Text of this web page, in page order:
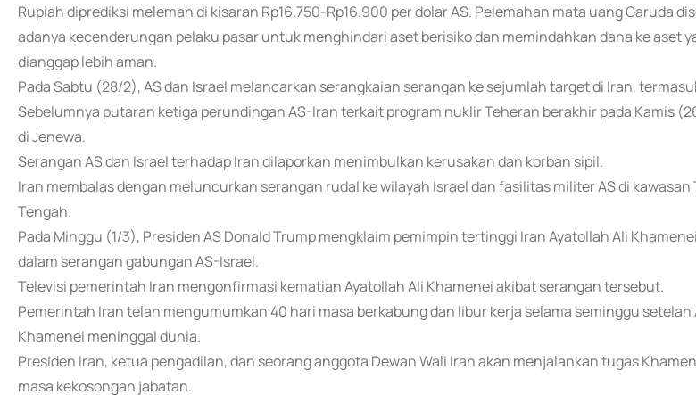
Rupiah diprediksi melemah di kisaran Rp16.750-Rp16.900 per dolar AS. Pelemahan mata uang Garuda
adanya kecenderungan pelaku pasar untuk menghindari aset berisiko dan memindahkan dana ke aset
dianggap lebih aman.
Pada Sabtu (28/2), AS dan Israel melancarkan serangkaian serangan ke sejumlah target di Iran,
Sebelumnya putaran ketiga perundingan AS-Iran terkait program nuklir Teheran berakhir pada Kamis
di Jenewa.
Serangan AS dan Israel terhadap Iran dilaporkan menimbulkan kerusakan dan korban sipil.
Iran membalas dengan meluncurkan serangan rudal ke wilayah Israel dan fasilitas militer AS di kawasan
Tengah.
Pada Minggu (1/3), Presiden AS Donald Trump mengklaim pemimpin tertinggi Iran Ayatollah Ali
dalam serangan gabungan AS-Israel.
Televisi pemerintah Iran mengonfirmasi kematian Ayatollah Ali Khamenei akibat serangan tersebut.
Pemerintah Iran telah mengumumkan 40 hari masa berkabung dan libur kerja selama seminggu setelah
Khamenei meninggal dunia.
Presiden Iran, ketua pengadilan, dan seorang anggota Dewan Wali Iran akan menjalankan tugas
masa kekosongan jabatan.